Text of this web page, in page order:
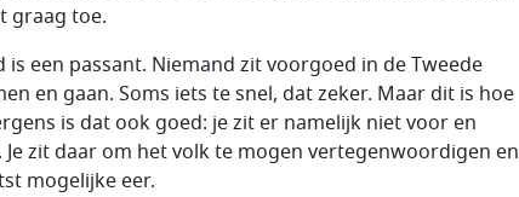
graag toe.
is een passant. Niemand zit voorgoed in de Tweede
en gaan. Soms iets te snel, dat zeker. Maar dit is hoe
is dat ook goed: je zit er namelijk niet voor en
Je zit daar om het volk te mogen vertegenwoordigen en
mogelijke eer.